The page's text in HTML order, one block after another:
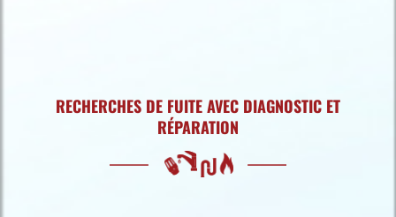
RECHERCHES DE FUITE AVEC DIAGNOSTIC ET
RÉPARATION